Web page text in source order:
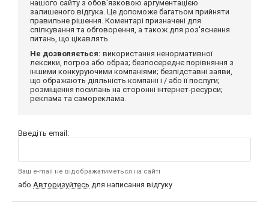
нашого сайту з обов'язковою аргументацією
залишеного відгука. Це допоможе багатьом прийняти
правильне рішення. Коментарі призначені для
спілкування та обговорення, а також для роз'яснення
питань, що цікавлять.
Не дозволяється: використання ненормативної
лексики, погроз або образ; безпосереднє порівняння з
іншими конкуруючими компаніями; безпідставні заяви,
що ображають діяльність компанії і / або її послуги;
розміщення посилань на сторонні інтернет-ресурси;
реклама та самореклама.
Введіть email:
Ваш e-mail не відображатиметься на сайті
або Авторизуйтесь для написання відгуку